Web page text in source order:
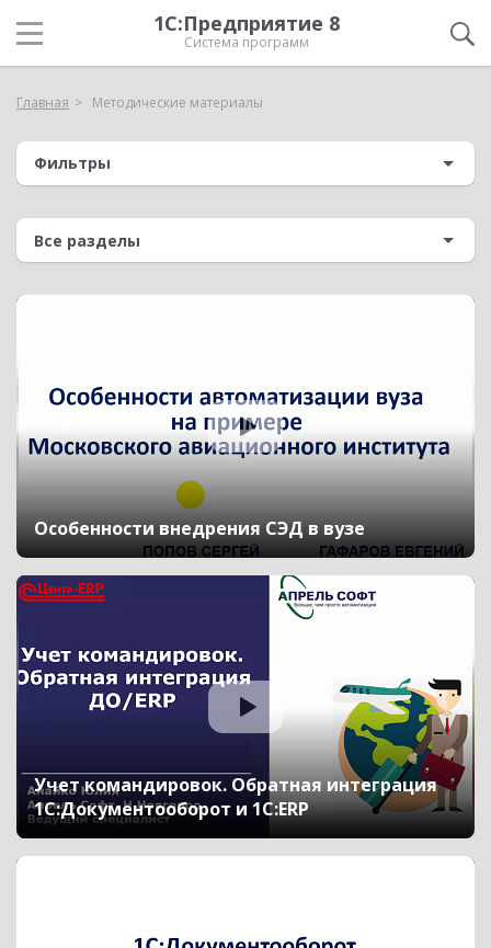
1С:Предприятие 8
Система программ
Главная Методические материалы
Фильтры
Особенности внедрения СЭД в вузе
Учет командировок. Обратная интеграция
1С:Документооборот и 1С:ERP